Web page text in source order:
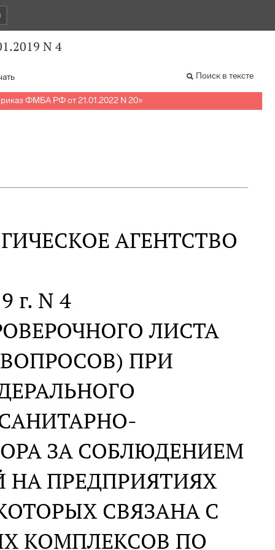
N 4
Поиск в тексте
ФМБА РФ от 21.01.2022 N 20»
АГЕНТСТВО
г. N 4
ЛИСТА
ПРИ
ЗА СОБЛЮДЕНИЕМ
НА ПРЕДПРИЯТИЯХ
СВЯЗАНА С
КОМПЛЕКСОВ ПО